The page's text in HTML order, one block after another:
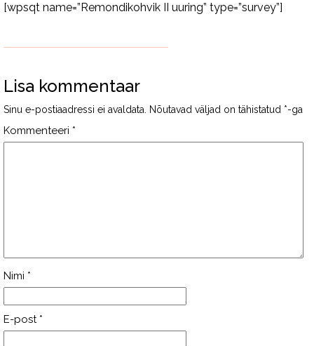
[wpsqt name=”Remondikohvik II uuring” type=”survey”]
Lisa kommentaar
Sinu e-postiaadressi ei avaldata. Nõutavad väljad on tähistatud *-ga
Kommenteeri *
Nimi *
E-post *